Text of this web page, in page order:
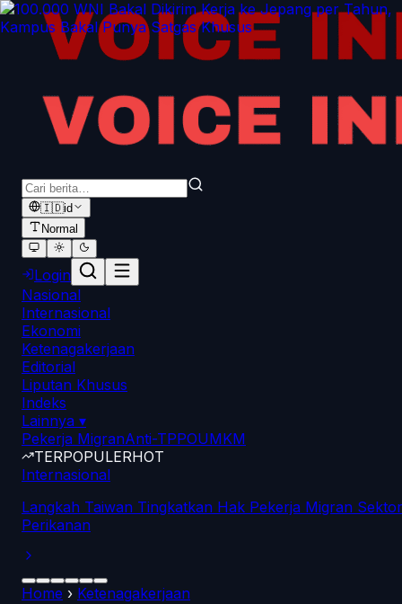
🇮🇩id
Normal
Login
Nasional
Internasional
Ekonomi
Ketenagakerjaan
Editorial
Liputan Khusus
Indeks
Lainnya ▾
Pekerja MigranAnti-TPPOUMKM
TERPOPULERHOT
Internasional
Langkah Taiwan Tingkatkan Hak Pekerja Migran Sektor
Perikanan
Home › Ketenagakerjaan